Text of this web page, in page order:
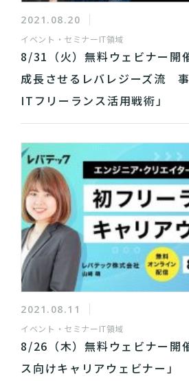
2021.08.20
イベント・セミナーIT領域
8/31（火）無料ウェビナー開
成長させるレバレジーズ流
ITフリーランス活用戦術」
2021.08.11
イベント・セミナーIT領域
8/26（木）無料ウェビナー開
ス向けキャリアウェビナー」